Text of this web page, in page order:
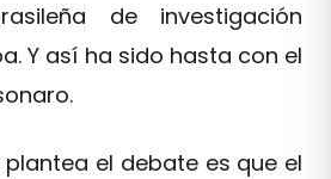
de investigación
Y así ha sido hasta con el
el debate es que el